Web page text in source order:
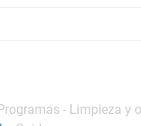
- Limpieza y